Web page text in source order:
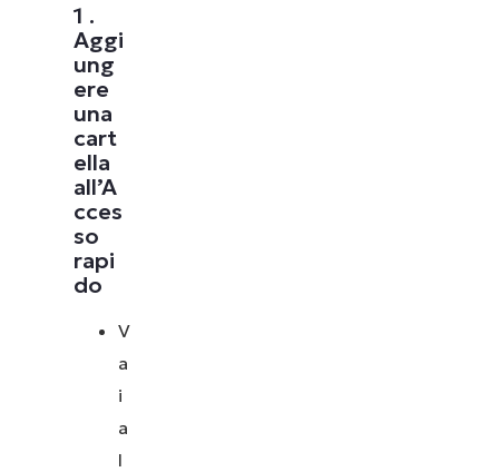
1 .
Aggi
ung
ere
una
cart
ella
all’A
cces
so
rapi
do
V
a
i
a
l